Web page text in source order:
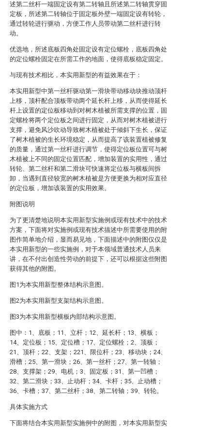
述第二丝杆一端固定设有第二转轴且所述第二转轴贯穿固
定板，所述第二转轴位于固定板外壁一端固定设有转轮，
通过转轮进行驱动，方便工作人员带动第二丝杆进行转
动。
优选地，所述底板四角处固定设有定位螺栓，底板四角处
的定位螺栓固定在所需工作的地面，使得底板稳定固定。
与现有技术相比，本实用新型的有益效果在于：
本实用新型中第一丝杆驱动第一滑块带动移动块推动顶杆
上移，顶杆配合顶板带动两个延长杆上移，从而使得延长
杆上设置的定位板移动到对树木植被所需支撑的位置，固
定螺栓将两个定位板之间进行固定，从而对树木植被进行
支撑，避免风沙吹动导致树木植被处于倾斜下生长，保证
了树木植被的生长环境稳定，从而提高了该装置植被修复
的质量，通过第一丝杆进行调节，使得定位板位置可与树
木植被上不同的固定位置匹配，增加装置的实用性，通过
转轮、第二丝杆和第二滑块可快速将定位板与横板间拆
卸，当遇到直径较宽的树木植被是方便更换为相对应直径
的定位板，增加该装置的实用效果。
附图说明
为了更清楚地说明本实用新型实施例或现有技术中的技术
方案，下面将对实施例或现有技术描述中所需要使用的附
图作简单地介绍，显而易见地，下面描述中的附图仅仅是
本实用新型的一些实施例，对于本领域普通技术人员来
讲，在不付出创造性劳动的前提下，还可以根据这些附图
获得其他的附图。
图1为本实用新型整体结构示意图。
图2为本实用新型支架结构示意图。
图3为本实用新型横板内部结构示意图。
图中：1、底板；11、立杆；12、延长杆；13、横板；
14、定位板；15、定位槽；17、定位螺栓；2、顶板；
21、顶杆；22、支架；221、限位杆；23、移动块；24、
滑槽；25、第一滑块；26、第一丝杆；27、第一转轴；
28、支撑架；29、电机；3、固定板；31、第一凹槽；
32、第二滑块；33、止动杆；34、卡杆；35、止动槽；
36、卡槽；37、第二丝杆；38、第二转轴；39、转轮。
具体实施方式
下面将结合本实用新型实施例中的附图，对本实用新型实